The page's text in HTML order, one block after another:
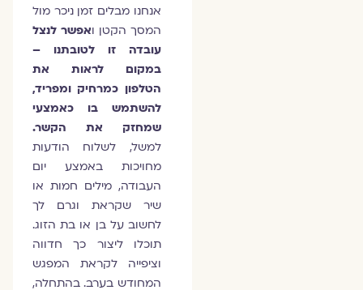
אנחנו מבלים זמן ניכר מול
המסך הקטן ואפשר לנצל
עובדה זו לטובתנו –
במקום לראות את
הטלפון כמרחיק ומפריד,
להשתמש בו כאמצעי
שמחזק את הקשר.
למשל, לשלוח הודעות
מחויכות באמצע יום
העבודה, מילים חמות או
שיר שקראת וגרם לך
לחשוב על בן או בת הזוג.
תוכלו ליצור כך חדווה
וציפייה לקראת המפגש
המחודש בערב. בהתחלה,